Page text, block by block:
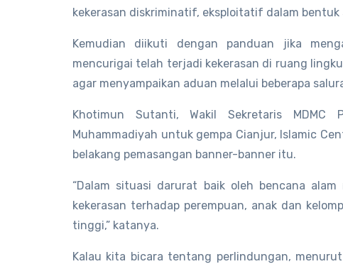
kekerasan diskriminatif, eksploitatif dalam bentuk
Kemudian diikuti dengan panduan jika
mencurigai telah terjadi kekerasan di ruang
agar menyampaikan aduan melalui beberapa
Khotimun Sutanti, Wakil Sekretaris MDMC
Muhammadiyah untuk gempa Cianjur, Islamic
belakang pemasangan banner-banner itu.
“Dalam situasi darurat baik oleh bencana
kekerasan terhadap perempuan, anak dan
tinggi,” katanya.
Kalau kita bicara tentang perlindungan,